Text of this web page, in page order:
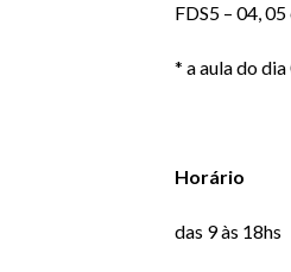
FDS5 – 04,
* a aula do
Horário
das 9 às 18hs